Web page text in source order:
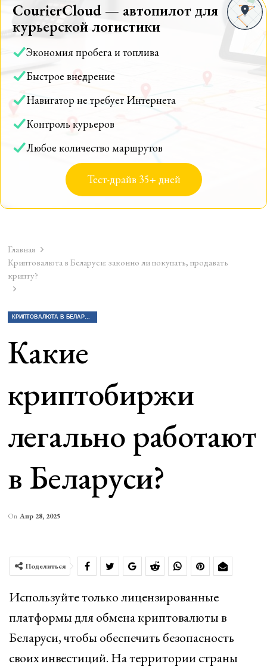
CourierCloud — автопилот для
курьерской логистики
Экономия пробега и топлива
Быстрое внедрение
Навигатор не требует Интернета
Контроль курьеров
Любое количество маршрутов
Тест-драйв 35+ дней
Главная
Криптовалюта в Беларуси: законно ли покупать, продавать
крипту?
КРИПТОВАЛЮТА В БЕЛАРУСИ: ЗАКОННО ЛИ ПОКУПАТЬ, ПРОДАВАТЬ КРИПТУ?
Какие
криптобиржи
легально работают
в Беларуси?
On Апр 28, 2025
Поделиться
Используйте только лицензированные
платформы для обмена криптовалюты в
Беларуси, чтобы обеспечить безопасность
своих инвестиций. На территории страны